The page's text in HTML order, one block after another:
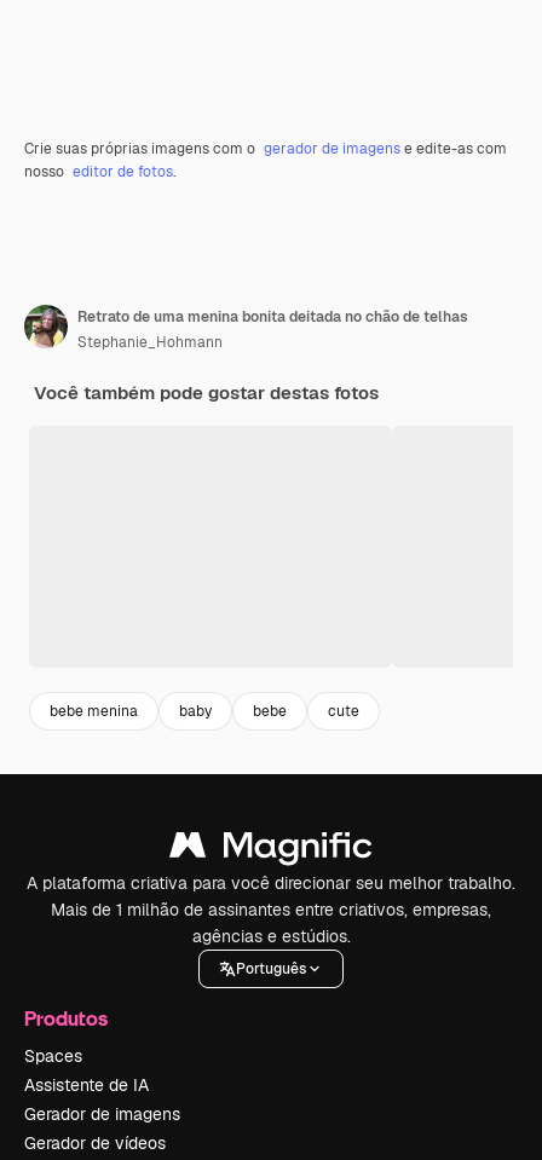
Crie suas próprias imagens com o gerador de imagense edite-as com
nosso editor de fotos.
Retrato de uma menina bonita deitada no chão de telhas
Stephanie_Hohmann
Você também pode gostar destas fotos
bebe menina baby bebe cute
A plataforma criativa para você direcionar seu melhor trabalho.
Mais de 1 milhão de assinantes entre criativos, empresas,
agências e estúdios.
Português
Produtos
Spaces
Assistente de IA
Gerador de imagens
Gerador de vídeos